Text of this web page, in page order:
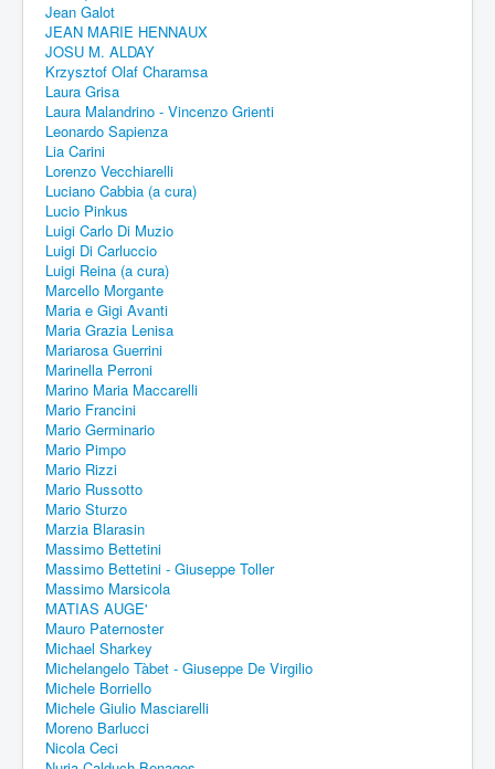
Jean Galot
JEAN MARIE HENNAUX
JOSU M. ALDAY
Krzysztof Olaf Charamsa
Laura Grisa
Laura Malandrino - Vincenzo Grienti
Leonardo Sapienza
Lia Carini
Lorenzo Vecchiarelli
Luciano Cabbia (a cura)
Lucio Pinkus
Luigi Carlo Di Muzio
Luigi Di Carluccio
Luigi Reina (a cura)
Marcello Morgante
Maria e Gigi Avanti
Maria Grazia Lenisa
Mariarosa Guerrini
Marinella Perroni
Marino Maria Maccarelli
Mario Francini
Mario Germinario
Mario Pimpo
Mario Rizzi
Mario Russotto
Mario Sturzo
Marzia Blarasin
Massimo Bettetini
Massimo Bettetini - Giuseppe Toller
Massimo Marsicola
MATIAS AUGE'
Mauro Paternoster
Michael Sharkey
Michelangelo Tàbet - Giuseppe De Virgilio
Michele Borriello
Michele Giulio Masciarelli
Moreno Barlucci
Nicola Ceci